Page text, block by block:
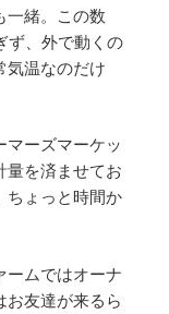
一緒。この数
ず、外で動くの
気温なのだけ
マーズマーケッ
量を済ませてお
ちょっと時間か
ームではオーナ
お友達が来るら